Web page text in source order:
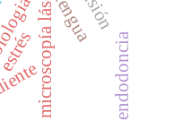
lengua
endodoncia